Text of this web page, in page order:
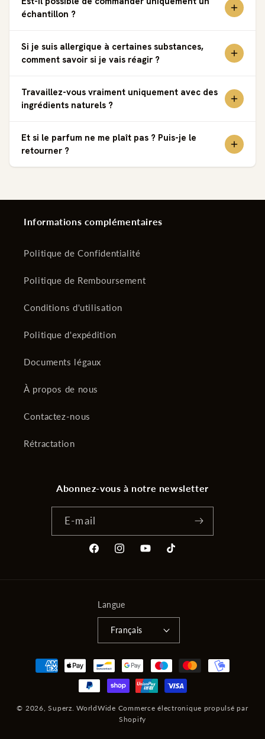
échantillon ?
Si je suis allergique à certaines substances,
comment savoir si je vais réagir ?
Travaillez-vous vraiment uniquement avec des
ingrédients naturels ?
Et si le parfum ne me plaît pas ? Puis-je le
retourner ?
Informations complémentaires
Politique de Confidentialité
Politique de Remboursement
Conditions d'utilisation
Politique d'expédition
Documents légaux
À propos de nous
Contactez-nous
Rétractation
Abonnez-vous à notre newsletter
E-mail
FacebookInstagramYouTubeTikTok
Langue
Français
Moyens
© 2026,Superz. WorldWide Commerce électronique propulsé par
Shopify